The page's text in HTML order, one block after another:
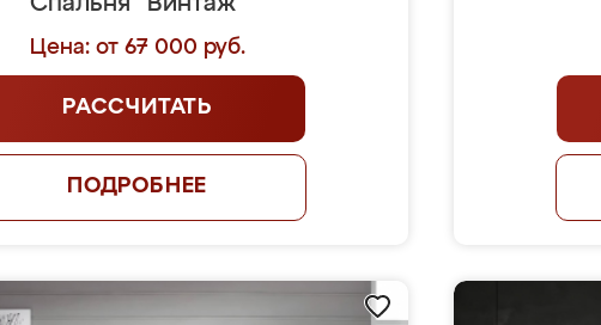
Цена: от 67 000 руб.
РАССЧИТАТЬ
ПОДРОБНЕЕ